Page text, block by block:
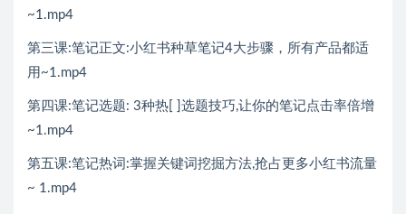
~1.mp4
第三课:笔记正文:小红书种草笔记4大步骤，所有产品都适
用~1.mp4
第四课:笔记选题: 3种热[ ]选题技巧,让你的笔记点击率倍增
~1.mp4
第五课:笔记热词:掌握关键词挖掘方法,抢占更多小红书流量
~ 1.mp4